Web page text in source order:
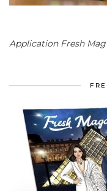
Application Fresh